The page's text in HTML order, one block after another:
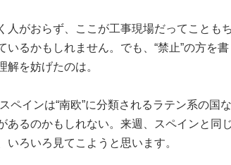
人がおらず、ここが工事現場だってことも
るかもしれません。でも、“禁止”の方を
解を妨げたのは。
ペインは“南欧”に分類されるラテン系の国
あるのかもしれない。来週、スペインと同
ろいろ見てこようと思います。